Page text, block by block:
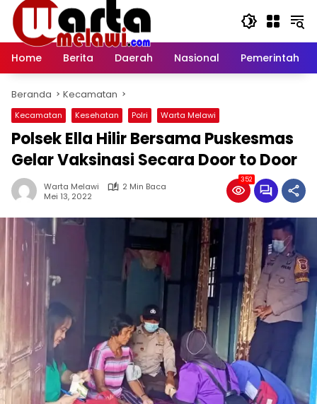
Langsung
konten
Home
Berita Daerah Nasional Pemerintah
Beranda Kecamatan
Kecamatan Kesehatan Polri Warta Melawi
Polsek Ella Hilir Bersama Puskesmas
Gelar Vaksinasi Secara Door to Door
Warta Melawi
2 Min Baca
Mei 13, 2022
352